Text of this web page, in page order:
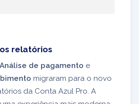
relatórios
Análise de pagamento e
migraram para o novo
da Conta Azul Pro. A